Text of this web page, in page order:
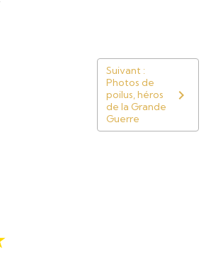
Suivant :
Photos de
poilus, héros
de la Grande
Guerre